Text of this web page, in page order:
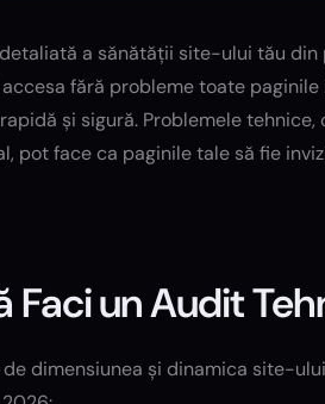
a sănătății site-ului tău
fără probleme toate
și sigură. Problemele
pot face ca paginile tale să fie
Faci un Audit
dimensiunea și dinamica site-